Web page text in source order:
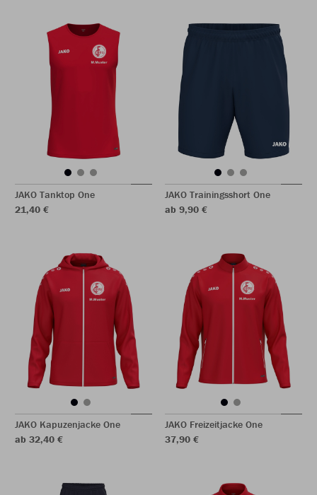
JAKO Tanktop One
21,40 €
JAKO Trainingsshort One
ab 9,90 €
JAKO Kapuzenjacke One
ab 32,40 €
JAKO Freizeitjacke One
37,90 €